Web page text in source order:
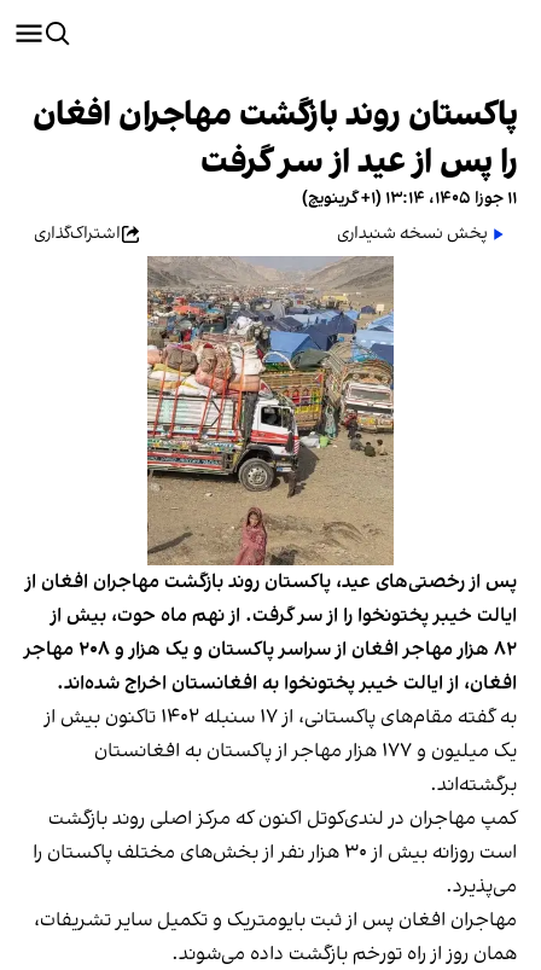
پاکستان روند بازگشت مهاجران افغان
را پس از عید از سر گرفت
۱۱ جوزا ۱۴۰۵، ۱۳:۱۴ (‎+۱ گرینویچ)
پخش نسخه شنیداری
اشتراک‌گذاری
پس از رخصتی‌های عید، پاکستان روند بازگشت مهاجران افغان از
ایالت خیبر پختونخوا را از سر گرفت. از نهم ماه حوت، بیش از
۸۲ هزار مهاجر افغان از سراسر پاکستان و یک هزار و ۲۰۸ مهاجر
افغان، از ایالت خیبر پختونخوا به افغانستان اخراج شده‌اند.
به گفته مقام‌های پاکستانی، از ۱۷ سنبله ۱۴۰۲ تاکنون بیش از
یک میلیون و ۱۷۷ هزار مهاجر از پاکستان به افغانستان
برگشته‌اند.
کمپ مهاجران در لندی‌کوتل اکنون که مرکز اصلی روند بازگشت
است روزانه بیش از ۳۰ هزار نفر از بخش‌های مختلف پاکستان را
می‌پذیرد.
مهاجران افغان پس از ثبت بایومتریک و تکمیل سایر تشریفات،
همان روز از راه تورخم بازگشت داده می‌شوند.